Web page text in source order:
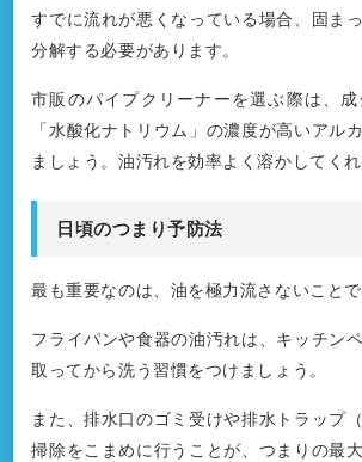
すでに流れが悪くなっている場合、固ま
分解する必要があります。
市販のパイプクリーナーを選ぶ際は、成
「水酸化ナトリウム」の濃度が高いアル
ましょう。油汚れを効率よく溶かしてくれ
日頃のつまり予防法
最も重要なのは、油を極力流さないことで
フライパンや食器の油汚れは、キッチン
取ってから洗う習慣をつけましょう。
また、排水口のゴミ受けや排水トラップ
掃除をこまめに行うことが、つまりの最